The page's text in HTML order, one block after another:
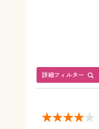
詳細フィルター